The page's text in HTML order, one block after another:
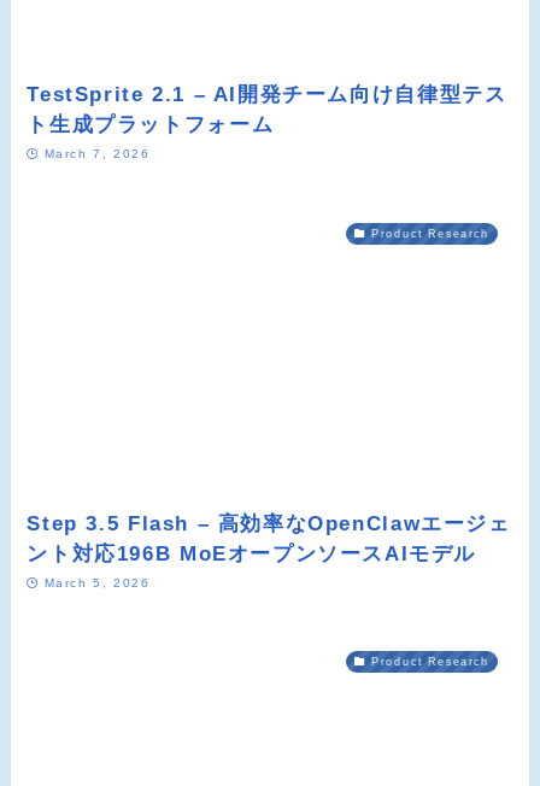
TestSprite 2.1 – AI開発チーム向け自律型テス
ト生成プラットフォーム
March 7, 2026
Product Research
Step 3.5 Flash – 高効率なOpenClawエージェ
ント対応196B MoEオープンソースAIモデル
March 5, 2026
Product Research